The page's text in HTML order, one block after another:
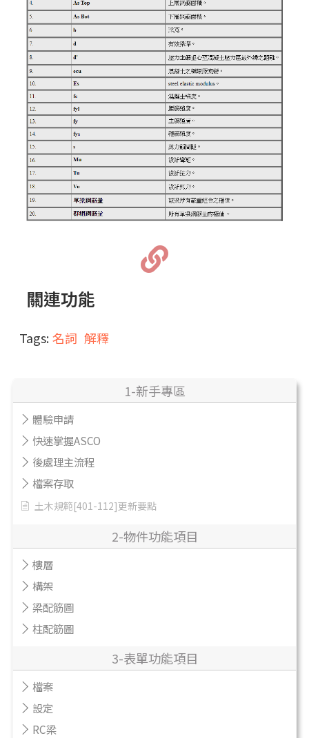
1-新手專區
體驗申請
快速掌握ASCO
後處理主流程
檔案存取
土木規範[401-112]更新要點
2-物件功能項目
樓層
構架
梁配筋圖
柱配筋圖
3-表單功能項目
檔案
設定
RC梁
關連功能
Tags:名詞 解釋